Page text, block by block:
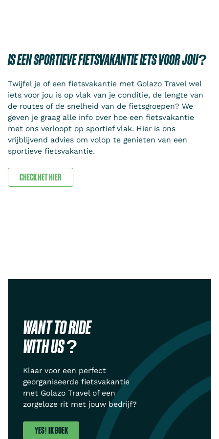
IS EEN SPORTIEVE FIETSVAKANTIE IETS VOOR JOU?
Twijfel je of een fietsvakantie met Golazo Travel wel
iets voor jou is op vlak van je conditie, de lengte van
de routes of de snelheid van de fietsgroepen? We
geven je graag alle info over hoe een fietsvakantie
met ons verloopt op sportief vlak. Hier is ons
vrijblijvend advies om volop te genieten van een
sportieve fietsvakantie.
CHECK HET HIER
WANT TO RIDE
WITH US ?
Klaar voor een perfect
georganiseerde fietsvakantie
met Golazo Travel of een
zorgeloze rit met jouw bedrijf?
YES! IK BOEK